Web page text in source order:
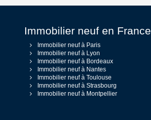
Immobilier neuf en France
Immobilier neuf à Paris
Immobilier neuf à Lyon
Immobilier neuf à Bordeaux
Immobilier neuf à Nantes
Immobilier neuf à Toulouse
Immobilier neuf à Strasbourg
Immobilier neuf à Montpellier